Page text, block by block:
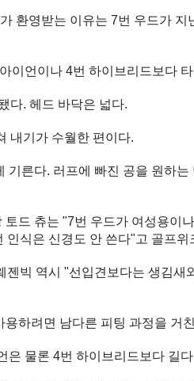
환영받는 이유는 7번 우드가 지
이언이나 4번 하이브리드보다
다. 헤드 바닥은 넓다.
내기가 수월한 편이다.
른다. 러프에 빠진 공을 원하
드 츄는 "7번 우드가 여성용이
식은 신경도 안 쓴다"고 골프위
빅 역시 "선입견보다는 생김새
하려면 남다른 피팅 과정을 거
물론 4번 하이브리드보다 길